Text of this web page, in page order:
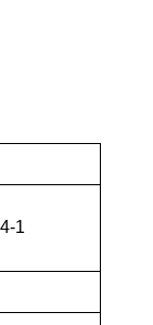
1